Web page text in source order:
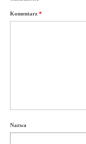
Komentarz *
Nazwa